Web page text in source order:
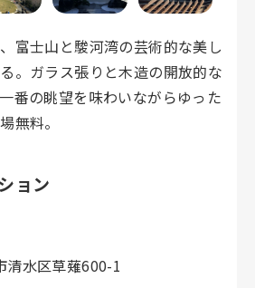
富士山と駿河湾の芸術的な美し
。ガラス張りと木造の開放的な
番の眺望を味わいながらゆった
無料。
ョン
清水区草薙600-1